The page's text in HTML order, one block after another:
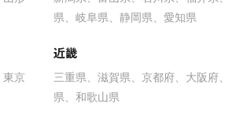
県
岐阜県 静岡県 愛知県
東京
近畿
三重県 滋賀県 京都府 大阪府
県
和歌山県